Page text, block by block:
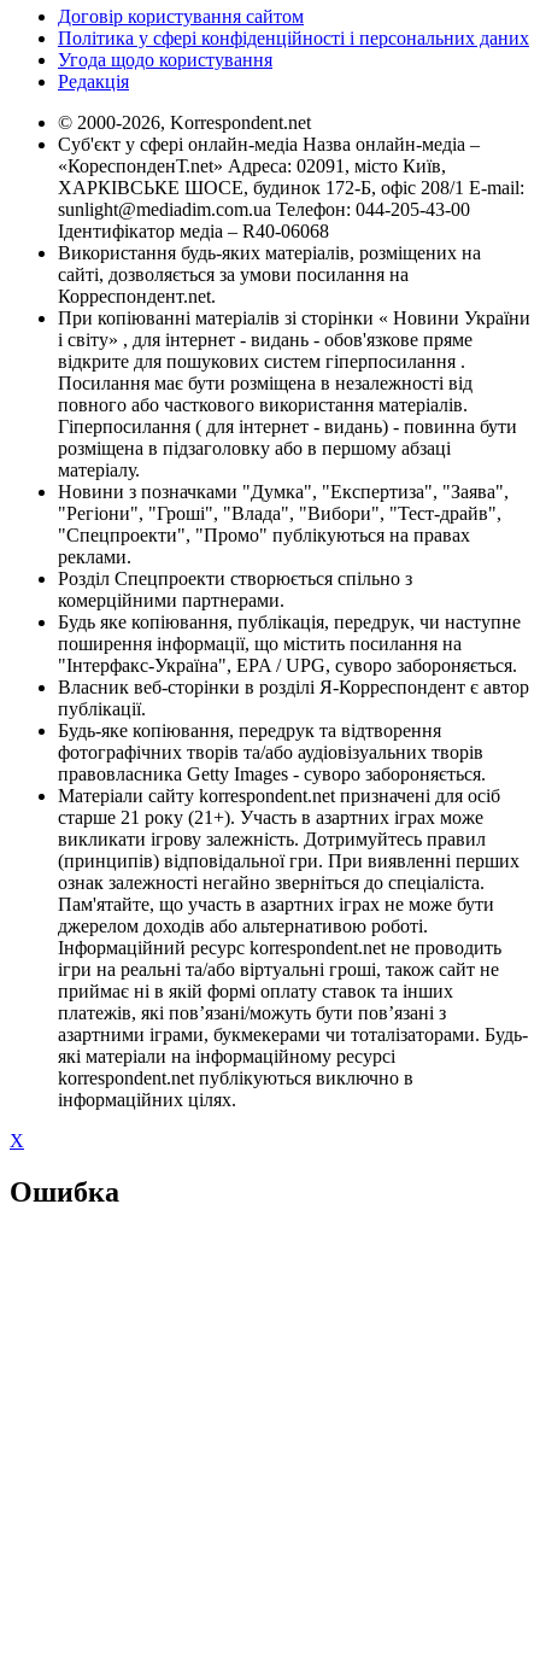
Договір користування сайтом
Політика у сфері конфіденційності і персональних даних
Угода щодо користування
Редакція
© 2000-2026, Korrespondent.net
Суб'єкт у сфері онлайн-медіа Назва онлайн-медіа –
«КореспонденТ.net» Адреса: 02091, місто Київ,
ХАРКІВСЬКЕ ШОСЕ, будинок 172-Б, офіс 208/1 E-mail:
sunlight@mediadim.com.ua Телефон: 044-205-43-00
Ідентифікатор медіа – R40-06068
Використання будь-яких матеріалів, розміщених на
сайті, дозволяється за умови посилання на
Корреспондент.net.
При копіюванні матеріалів зі сторінки « Новини України
і світу» , для інтернет - видань - обов'язкове пряме
відкрите для пошукових систем гіперпосилання .
Посилання має бути розміщена в незалежності від
повного або часткового використання матеріалів.
Гіперпосилання ( для інтернет - видань) - повинна бути
розміщена в підзаголовку або в першому абзаці
матеріалу.
Новини з позначками "Думка", "Експертиза", "Заява",
"Регіони", "Гроші", "Влада", "Вибори", "Тест-драйв",
"Спецпроекти", "Промо" публікуються на правах
реклами.
Розділ Спецпроекти створюється спільно з
комерційними партнерами.
Будь яке копіювання, публікація, передрук, чи наступне
поширення інформації, що містить посилання на
"Інтерфакс-Україна", EPA / UPG, суворо забороняється.
Власник веб-сторінки в розділі Я-Корреспондент є автор
публікації.
Будь-яке копіювання, передрук та відтворення
фотографічних творів та/або аудіовізуальних творів
правовласника Getty Images - суворо забороняється.
Матеріали сайту korrespondent.net призначені для осіб
старше 21 року (21+). Участь в азартних іграх може
викликати ігрову залежність. Дотримуйтесь правил
(принципів) відповідальної гри. При виявленні перших
ознак залежності негайно зверніться до спеціаліста.
Пам'ятайте, що участь в азартних іграх не може бути
джерелом доходів або альтернативою роботі.
Інформаційний ресурс korrespondent.net не проводить
ігри на реальні та/або віртуальні гроші, також сайт не
приймає ні в якій формі оплату ставок та інших
платежів, які пов’язані/можуть бути пов’язані з
азартними іграми, букмекерами чи тоталізаторами. Будь-
які матеріали на інформаційному ресурсі
korrespondent.net публікуються виключно в
інформаційних цілях.
X
Ошибка